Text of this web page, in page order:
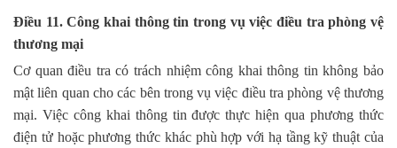
Điều 11. Công khai thông tin trong vụ việc điều tra phòng vệ
thương mại
Cơ quan điều tra có trách nhiệm công khai thông tin không bảo
mật liên quan cho các bên trong vụ việc điều tra phòng vệ thương
mại. Việc công khai thông tin được thực hiện qua phương thức
điện tử hoặc phương thức khác phù hợp với hạ tầng kỹ thuật của